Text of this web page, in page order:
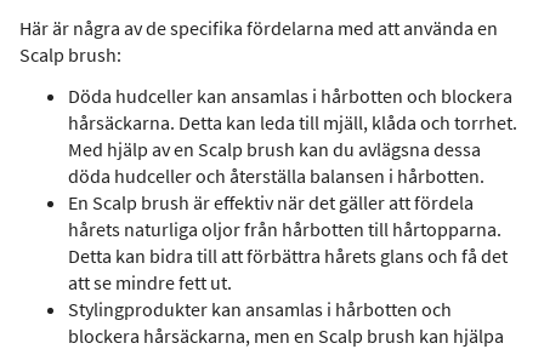
Här är några av de specifika fördelarna med att använda en
Scalp brush:
Döda hudceller kan ansamlas i hårbotten och blockera
hårsäckarna. Detta kan leda till mjäll, klåda och torrhet.
Med hjälp av en Scalp brush kan du avlägsna dessa
döda hudceller och återställa balansen i hårbotten.
En Scalp brush är effektiv när det gäller att fördela
hårets naturliga oljor från hårbotten till hårtopparna.
Detta kan bidra till att förbättra hårets glans och få det
att se mindre fett ut.
Stylingprodukter kan ansamlas i hårbotten och
blockera hårsäckarna, men en Scalp brush kan hjälpa